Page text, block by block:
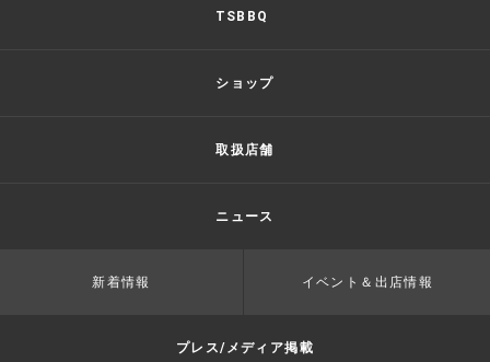
TSBBQ
ショップ
取扱店舗
ニュース
新着情報 イベント＆出店情報
プレス/メディア掲載